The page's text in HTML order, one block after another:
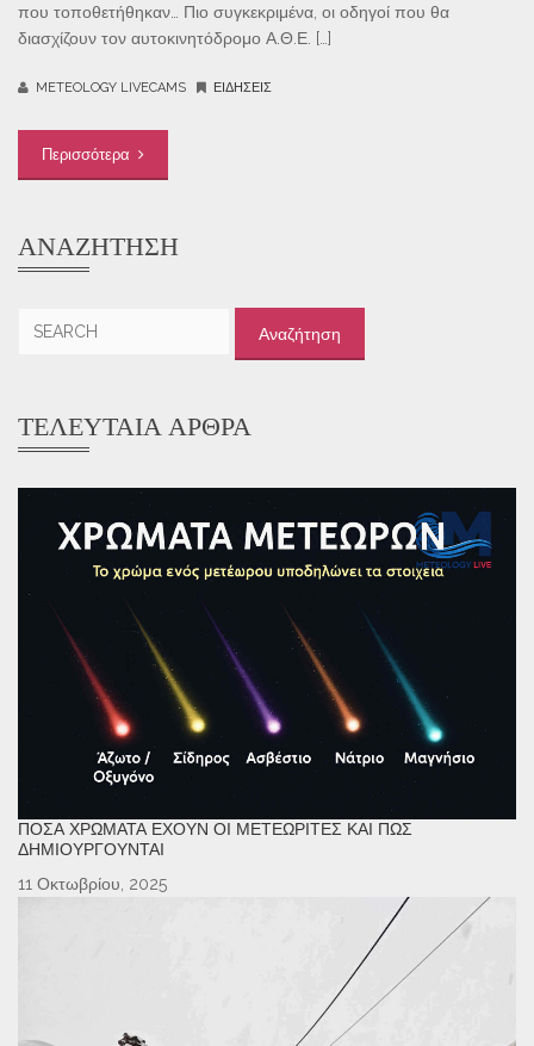
που τοποθετήθηκαν… Πιο συγκεκριμένα, οι οδηγοί που θα
διασχίζουν τον αυτοκινητόδρομο Α.Θ.Ε. […]
METEOLOGY LIVECAMS ΕΙΔΉΣΕΙΣ
Περισσότερα
ΑΝΑΖΉΤΗΣΗ
ΤΕΛΕΥΤΑΊΑ ΆΡΘΡΑ
ΠΌΣΑ ΧΡΏΜΑΤΑ ΈΧΟΥΝ ΟΙ ΜΕΤΕΩΡΊΤΕΣ ΚΑΙ ΠΏΣ
ΔΗΜΙΟΥΡΓΟΎΝΤΑΙ
11 Οκτωβρίου, 2025